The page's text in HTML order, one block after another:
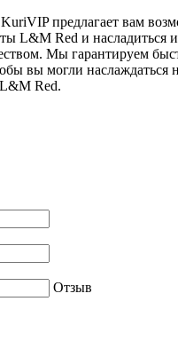
предлагает вам
L&M Red и насладиться
Мы гарантируем
вы могли наслаждаться
Red.
Отзыв